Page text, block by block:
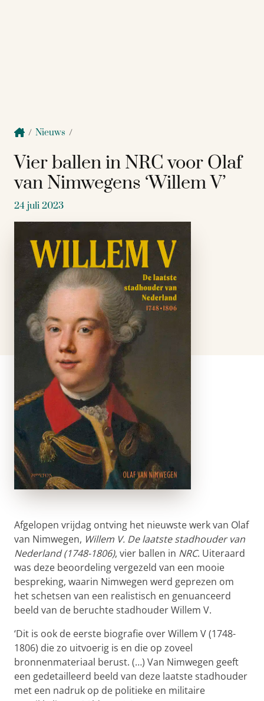
/ Nieuws /
Vier ballen in NRC voor Olaf
van Nimwegens ‘Willem V’
24 juli 2023
Afgelopen vrijdag ontving het nieuwste werk van Olaf
van Nimwegen, Willem V. De laatste stadhouder van
Nederland (1748-1806), vier ballen in NRC. Uiteraard
was deze beoordeling vergezeld van een mooie
bespreking, waarin Nimwegen werd geprezen om
het schetsen van een realistisch en genuanceerd
beeld van de beruchte stadhouder Willem V.
‘Dit is ook de eerste biografie over Willem V (1748-
1806) die zo uitvoerig is en die op zoveel
bronnenmateriaal berust. (…) Van Nimwegen geeft
een gedetailleerd beeld van deze laatste stadhouder
met een nadruk op de politieke en militaire